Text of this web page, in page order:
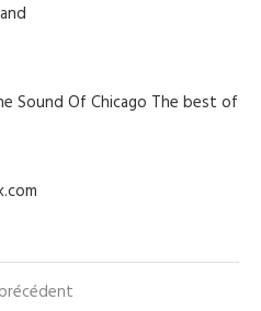
Sound Of Chicago The best of